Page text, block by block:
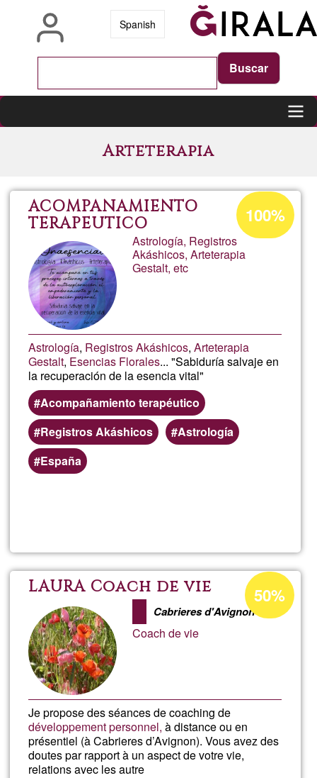
Spanish
navigation
Arteterapia
ACOMPAÑAMIENTO
TERAPEUTICO
Astrología, Registros
Akáshicos, Arteterapia
Gestalt, etc
Astrología, Registros Akáshicos,Arteterapia
Gestalt, Esencias Florales... "Sabiduría salvaje en
la recuperación de la esencia vital"
Acompañamiento terapéutico
Registros Akáshicos
Astrología
España
Acceptance
percentage
of
Ğ1
100%
LAURA Coach de vie
Cabrieres d'Avignon
Coach de vie
Je propose des séances de coaching de
développement personnel, à distance ou en
présentiel (à Cabrieres d’Avignon). Vous avez des
doutes par rapport à un aspect de votre vie,
relations avec les autre
Acceptance
percentage
of
50%